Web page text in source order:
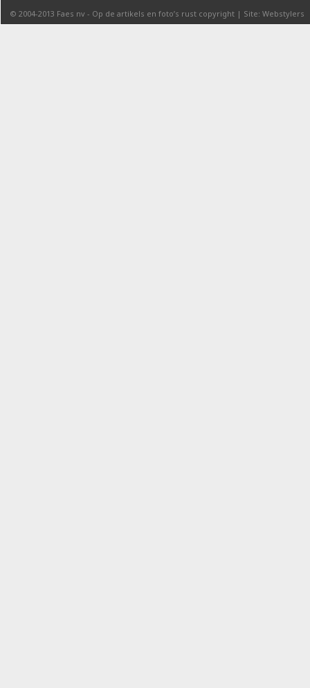
© 2004-2013 Faes nv - Op de artikels en foto’s rust copyright | Site: Webstylers